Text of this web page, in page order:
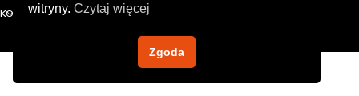
KONTOwitryny.Czytaj więcej
Zgoda